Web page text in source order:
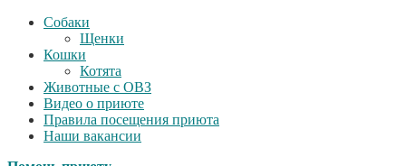
Собаки
Щенки
Кошки
Котята
Животные с ОВЗ
Видео о приюте
Правила посещения приюта
Наши вакансии